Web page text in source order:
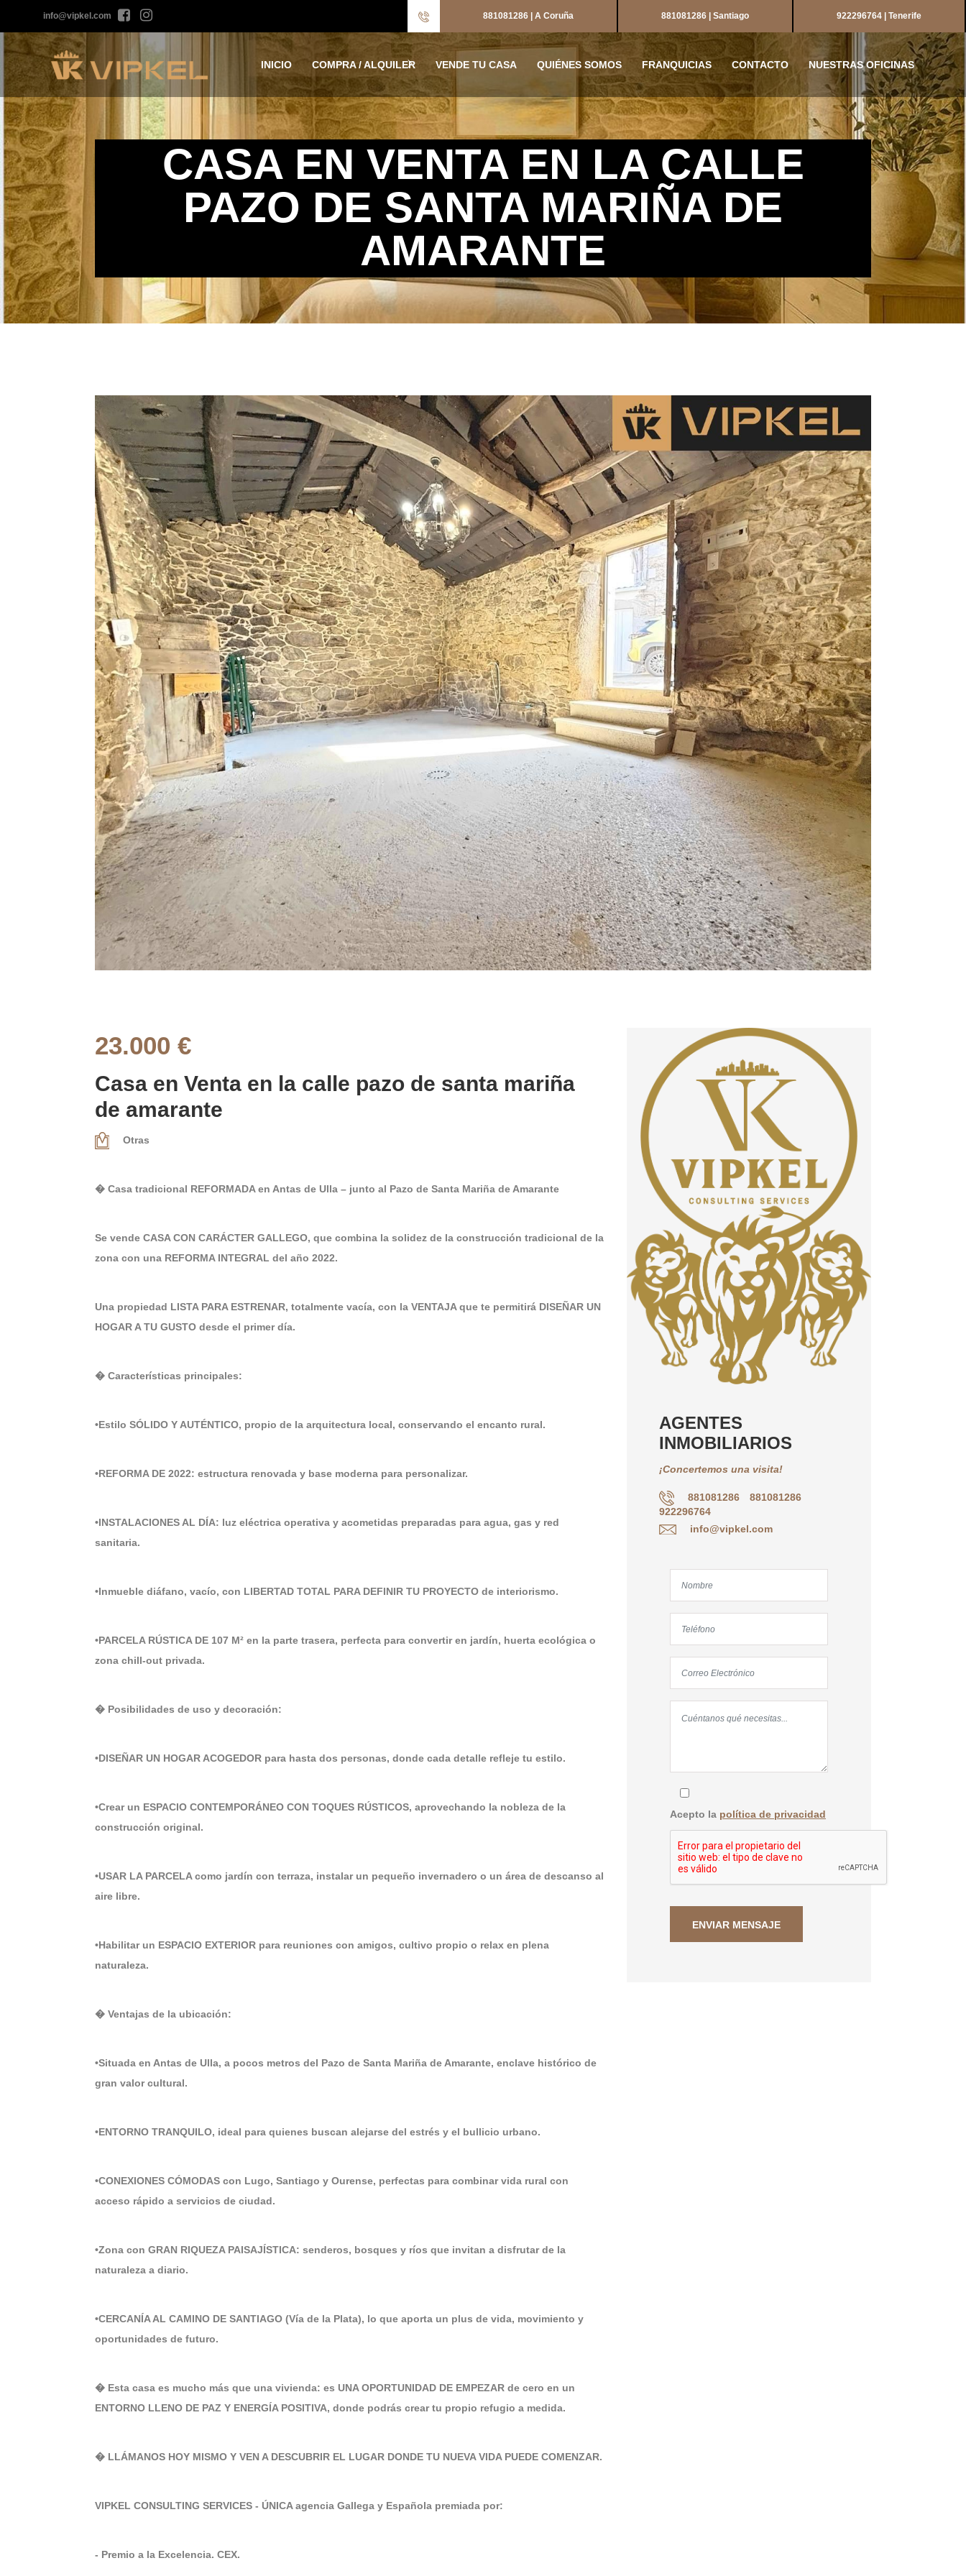
info@vipkel.com 881081286 | A Coruña 881081286 | Santiago 922296764 | Tenerife
INICIO COMPRA / ALQUILER VENDE TU CASA QUIÉNES SOMOS FRANQUICIAS CONTACTO NUESTRAS OFICINAS
CASA EN VENTA EN LA CALLE
PAZO DE SANTA MARIÑA DE
AMARANTE
23.000 €
Casa en Venta en la calle pazo de santa mariña
de amarante
Otras
� Casa tradicional REFORMADA en Antas de Ulla – junto al Pazo de Santa Mariña de Amarante
Se vende CASA CON CARÁCTER GALLEGO, que combina la solidez de la construcción tradicional de la
zona con una REFORMA INTEGRAL del año 2022.
Una propiedad LISTA PARA ESTRENAR, totalmente vacía, con la VENTAJA que te permitirá DISEÑAR UN
HOGAR A TU GUSTO desde el primer día.
� Características principales:
•Estilo SÓLIDO Y AUTÉNTICO, propio de la arquitectura local, conservando el encanto rural.
•REFORMA DE 2022: estructura renovada y base moderna para personalizar.
•INSTALACIONES AL DÍA: luz eléctrica operativa y acometidas preparadas para agua, gas y red
sanitaria.
•Inmueble diáfano, vacío, con LIBERTAD TOTAL PARA DEFINIR TU PROYECTO de interiorismo.
•PARCELA RÚSTICA DE 107 M² en la parte trasera, perfecta para convertir en jardín, huerta ecológica o
zona chill-out privada.
� Posibilidades de uso y decoración:
•DISEÑAR UN HOGAR ACOGEDOR para hasta dos personas, donde cada detalle refleje tu estilo.
•Crear un ESPACIO CONTEMPORÁNEO CON TOQUES RÚSTICOS, aprovechando la nobleza de la
construcción original.
•USAR LA PARCELA como jardín con terraza, instalar un pequeño invernadero o un área de descanso al
aire libre.
•Habilitar un ESPACIO EXTERIOR para reuniones con amigos, cultivo propio o relax en plena
naturaleza.
� Ventajas de la ubicación:
•Situada en Antas de Ulla, a pocos metros del Pazo de Santa Mariña de Amarante, enclave histórico de
gran valor cultural.
•ENTORNO TRANQUILO, ideal para quienes buscan alejarse del estrés y el bullicio urbano.
•CONEXIONES CÓMODAS con Lugo, Santiago y Ourense, perfectas para combinar vida rural con
acceso rápido a servicios de ciudad.
•Zona con GRAN RIQUEZA PAISAJÍSTICA: senderos, bosques y ríos que invitan a disfrutar de la
naturaleza a diario.
•CERCANÍA AL CAMINO DE SANTIAGO (Vía de la Plata), lo que aporta un plus de vida, movimiento y
oportunidades de futuro.
� Esta casa es mucho más que una vivienda: es UNA OPORTUNIDAD DE EMPEZAR de cero en un
ENTORNO LLENO DE PAZ Y ENERGÍA POSITIVA, donde podrás crear tu propio refugio a medida.
� LLÁMANOS HOY MISMO Y VEN A DESCUBRIR EL LUGAR DONDE TU NUEVA VIDA PUEDE COMENZAR.
VIPKEL CONSULTING SERVICES - ÚNICA agencia Gallega y Española premiada por:
- Premio a la Excelencia. CEX.
AGENTES
INMOBILIARIOS
¡Concertemos una visita!
881081286
881081286
922296764
info@vipkel.com
Acepto la política de privacidad